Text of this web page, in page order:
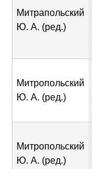
Митрапольский
Ю. А. (ред.)
Митропольский
Ю. А. (ред.)
Митропольский
Ю. А. (ред.)